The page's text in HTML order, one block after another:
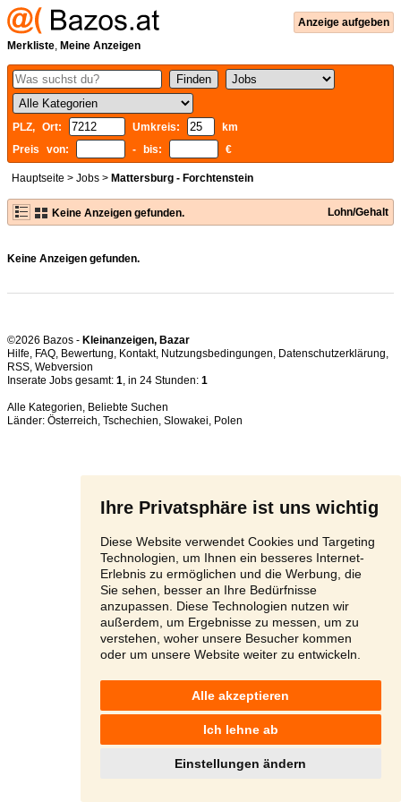
Ihre Privatsphäre ist uns wichtig
Diese Website verwendet Cookies und Targeting
Technologien, um Ihnen ein besseres Internet-
Erlebnis zu ermöglichen und die Werbung, die
Sie sehen, besser an Ihre Bedürfnisse
anzupassen. Diese Technologien nutzen wir
außerdem, um Ergebnisse zu messen, um zu
verstehen, woher unsere Besucher kommen
oder um unsere Website weiter zu entwickeln.
Alle akzeptieren
Ich lehne ab
Einstellungen ändern
Anzeige aufgeben
Merkliste, Meine Anzeigen
PLZ, Ort: Umkreis:
km
Preis von:
- bis: €
Hauptseite > Jobs > Mattersburg - Forchtenstein
Keine Anzeigen gefunden. Lohn/Gehalt
Keine Anzeigen gefunden.
©2026 Bazos - Kleinanzeigen, Bazar
Hilfe, FAQ, Bewertung, Kontakt, Nutzungsbedingungen, Datenschutzerklärung,
RSS,
Inserate Jobs gesamt: 1, in 24 Stunden: 1
Alle Kategorien, Beliebte Suchen
Länder: Österreich, Tschechien, Slowakei, Polen